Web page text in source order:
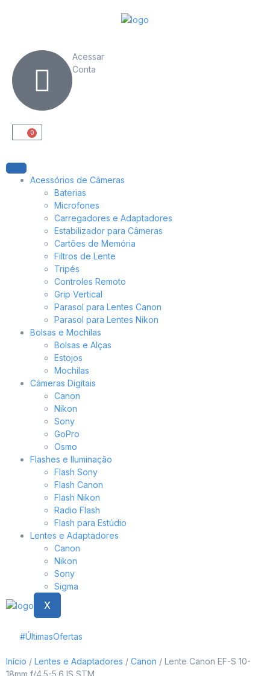
Acessar
Conta
0
Acessórios de Câmeras
Baterias
Microfones
Carregadores e Adaptadores
Estabilizador para Câmeras
Cartões de Memória
Filtros de Lente
Tripés
Controles Remoto
Grip Vertical
Parasol para Lentes Canon
Parasol para Lentes Nikon
Bolsas e Mochilas
Bolsas e Alças
Estojos
Mochilas
Câmeras Digitais
Canon
Nikon
Sony
GoPro
Osmo
Flashes e Iluminação
Flash Sony
Flash Canon
Flash Nikon
Radio Flash
Flash para Estúdio
Lentes e Adaptadores
Canon
Nikon
Sony
Sigma
X
#ÚltimasOfertas
Início / Lentes e Adaptadores / Canon / Lente Canon EF-S 10-
18mm f/4.5-5.6 IS STM